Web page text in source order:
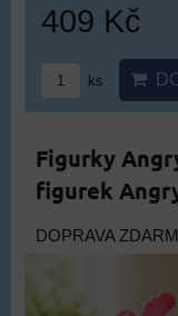
409 Kč
ks
Figurky
figurek
DOPRAVA